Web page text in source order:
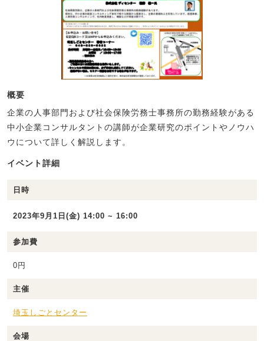
概要
企業の人事部門および社会保険労務士事務所の勤務経験がある
中小企業コンサルタントの講師が企業研究のポイントやノウハ
ウについて詳しく解説します。
イベント詳細
日時
2023年9月1日(金) 14:00 ~ 16:00
参加費
0円
主催
埼玉しごとセンター
会場